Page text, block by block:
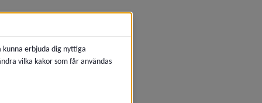
är för att inte smitta andra.
erbjuda dig nyttiga
vilka kakor som får användas